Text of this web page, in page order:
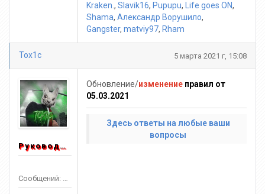
Kraken. , Slavik16, Pupupu, Life goes ON,
Shama, Александр Ворушило,
Gangster, matviy97, Rham
Tox1c 5 марта 2021 г, 15:08
Руководитель
Сообщений: 1553
Обновление/изменение правил от
05.03.2021
Здесь ответы на любые ваши
вопросы